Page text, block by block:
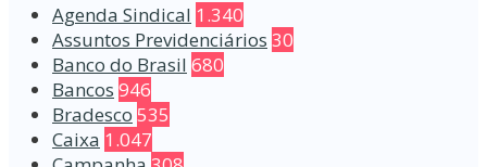
Agenda Sindical 1.340
Assuntos Previdenciários 30
Banco do Brasil 680
Bancos 946
Bradesco 535
Caixa 1.047